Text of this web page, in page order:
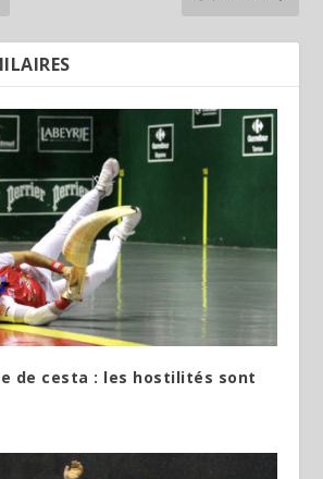
de cesta : les hostilités sont